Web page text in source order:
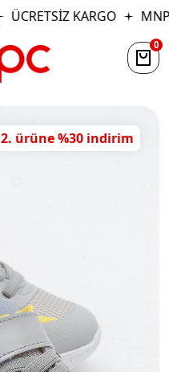
ÜCRETSİZ KARGO
0
2. ürüne %30 indirim